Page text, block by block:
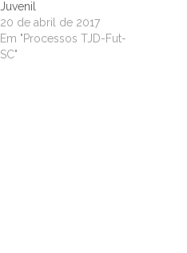
Juvenil
20 de abril de 2017
Em "Processos TJD-Fut-
SC"